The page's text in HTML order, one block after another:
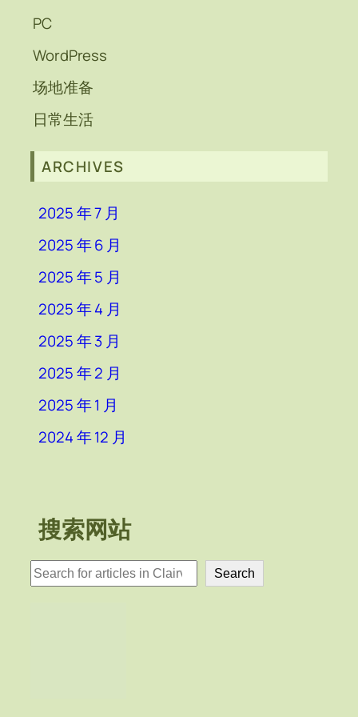
PC
WordPress
场地准备
日常生活
ARCHIVES
2025 年 7 月
2025 年 6 月
2025 年 5 月
2025 年 4 月
2025 年 3 月
2025 年 2 月
2025 年 1 月
2024 年 12 月
搜索网站
検
索
Search